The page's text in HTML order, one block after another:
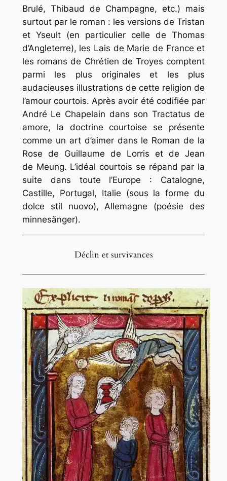
Brulé, Thibaud de Champagne, etc.) mais
surtout par le roman : les versions de Tristan
et Yseult (en particulier celle de Thomas
d’Angleterre), les Lais de Marie de France et
les romans de Chrétien de Troyes comptent
parmi les plus originales et les plus
audacieuses illustrations de cette religion de
l’amour courtois. Après avoir été codifiée par
André Le Chapelain dans son Tractatus de
amore, la doctrine courtoise se présente
comme un art d’aimer dans le Roman de la
Rose de Guillaume de Lorris et de Jean
de Meung. L’idéal courtois se répand par la
suite dans toute l’Europe : Catalogne,
Castille, Portugal, Italie (sous la forme du
dolce stil nuovo), Allemagne (poésie des
minnesänger).
Déclin et survivances